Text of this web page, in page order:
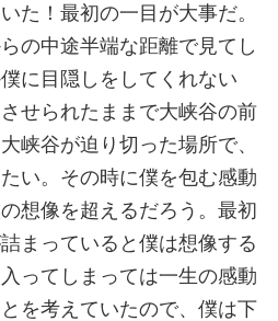
た！最初の一目が大事だ。
の中途半端な距離で見てし
に目隠しをしてくれない
せられたままで大峡谷の前
峡谷が迫り切った場所で、
い。その時に僕を包む感動
想像を超えるだろう。最初
まっていると僕は想像する
ってしまっては一生の感動
を考えていたので、僕は下